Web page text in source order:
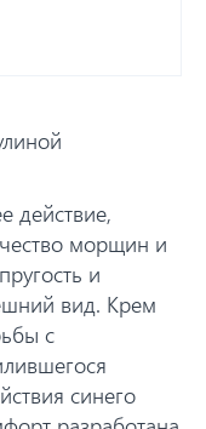
действие,
морщин и
и
вид. Крем
с
синего